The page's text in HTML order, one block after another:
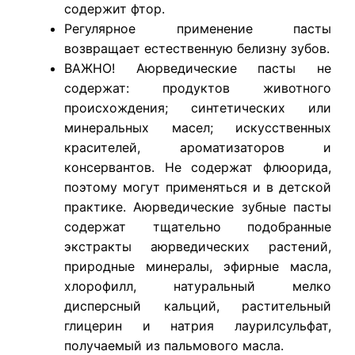
содержит фтор.
Регулярное применение пасты
возвращает естественную белизну зубов.
ВАЖНО! Аюрведические пасты не
содержат: продуктов животного
происхождения; синтетических или
минеральных масел; искусственных
красителей, ароматизаторов и
консервантов. Не содержат флюорида,
поэтому могут применяться и в детской
практике. Аюрведические зубные пасты
содержат тщательно подобранные
экстракты аюрведических растений,
природные минералы, эфирные масла,
хлорофилл, натуральный мелко
дисперсный кальций, растительный
глицерин и натрия лаурилсульфат,
получаемый из пальмового масла.